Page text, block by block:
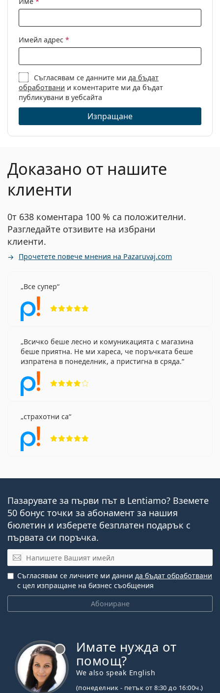
почистване:
Пол:
Детски
Категория:
Диоптрични очила
Марка:
Disney
Код:
MIAA042 C07 17 45
Имейл адрес *
Съгласявам се данните ми да бъдат
обработвани и коментарите ми да бъдат
публикувани в уебсайта
Изпращане
Доказано от нашите
клиенти
0т 638 коментара 100 % са положителни.
Разгледайте отзивите на избрани
клиенти.
Прочетете повече мнения на Pazaruvaj.com
Все супер
Всичко беше лесно и комуникацията с магазина
беше приятна. Не ми хареса, че поръчката беше
изпратена в понеделник, а пристигна в сряда.
страхотни са
Пазарувате за първи път в Lentiamo? Вземете
50 бонус точки за абонамент за нашия
бюлетин и изберете безплатен подарък с
първата си поръчка.
Имейл
Абониране
Съгласявам се личните ми данни да бъдат обработвани
с цел изпращане на бизнес съобщения
Имате нужда от
помощ?
We also speak English
(понеделник - петък от 8:30 до 16:00ч.)